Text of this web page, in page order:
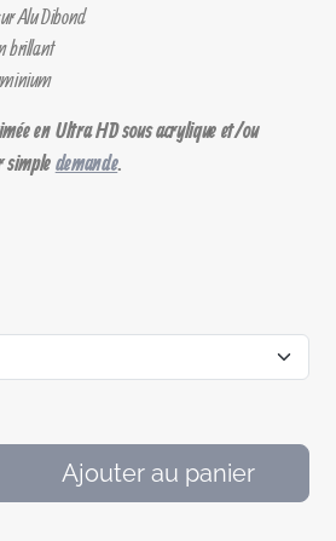
Alu Dibond
brillant
en Ultra HD sous acrylique et/ou
simpledemande.
Ajouter au panier